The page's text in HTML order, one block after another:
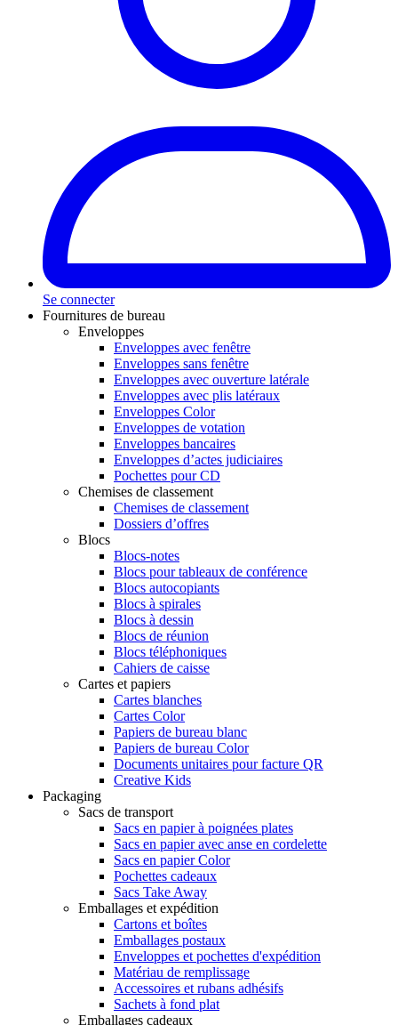
Se connecter
Fournitures de bureau
Enveloppes
Enveloppes avec fenêtre
Enveloppes sans fenêtre
Enveloppes avec ouverture latérale
Enveloppes avec plis latéraux
Enveloppes Color
Enveloppes de votation
Enveloppes bancaires
Enveloppes d’actes judiciaires
Pochettes pour CD
Chemises de classement
Chemises de classement
Dossiers d’offres
Blocs
Blocs-notes
Blocs pour tableaux de conférence
Blocs autocopiants
Blocs à spirales
Blocs à dessin
Blocs de réunion
Blocs téléphoniques
Cahiers de caisse
Cartes et papiers
Cartes blanches
Cartes Color
Papiers de bureau blanc
Papiers de bureau Color
Documents unitaires pour facture QR
Creative Kids
Packaging
Sacs de transport
Sacs en papier à poignées plates
Sacs en papier avec anse en cordelette
Sacs en papier Color
Pochettes cadeaux
Sacs Take Away
Emballages et expédition
Cartons et boîtes
Emballages postaux
Enveloppes et pochettes d'expédition
Matériau de remplissage
Accessoires et rubans adhésifs
Sachets à fond plat
Emballages cadeaux